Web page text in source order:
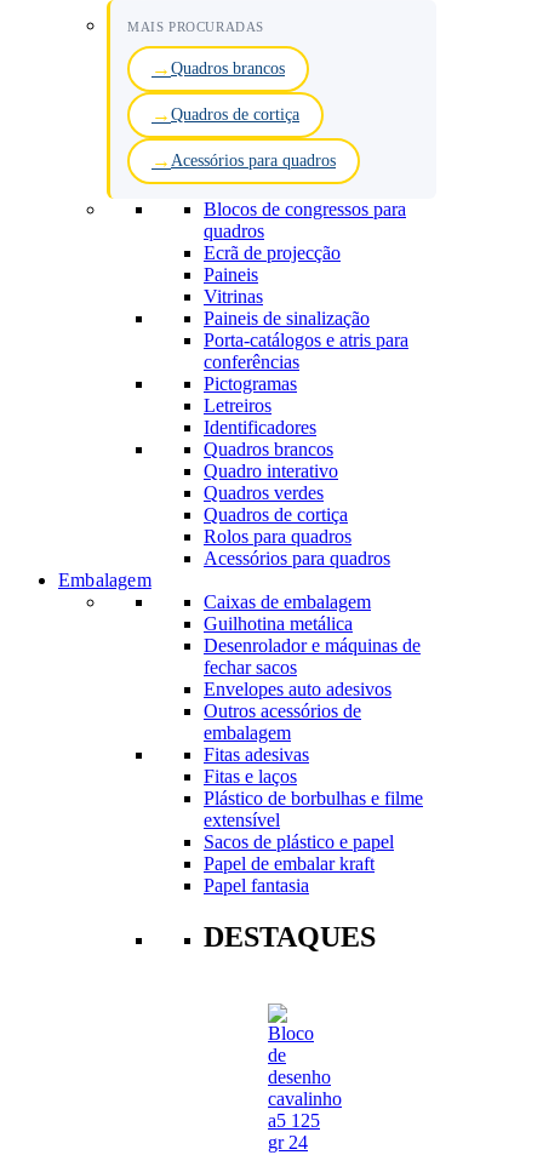
MAIS PROCURADAS
Quadros brancos
Quadros de cortiça
Acessórios para quadros
Blocos de congressos para
quadros
Ecrã de projecção
Paineis
Vitrinas
Paineis de sinalização
Porta-catálogos e atris para
conferências
Pictogramas
Letreiros
Identificadores
Quadros brancos
Quadro interativo
Quadros verdes
Quadros de cortiça
Rolos para quadros
Acessórios para quadros
Embalagem
Caixas de embalagem
Guilhotina metálica
Desenrolador e máquinas de
fechar sacos
Envelopes auto adesivos
Outros acessórios de
embalagem
Fitas adesivas
Fitas e laços
Plástico de borbulhas e filme
extensível
Sacos de plástico e papel
Papel de embalar kraft
Papel fantasia
DESTAQUES